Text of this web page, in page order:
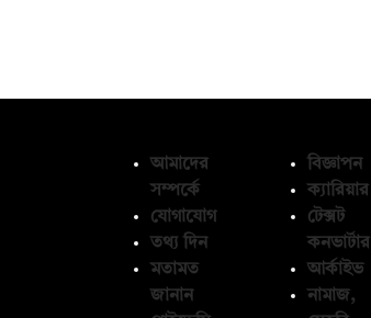
আমাদের
সম্পর্কে
যোগাযোগ
তথ্য দিন
মতামত
জানান
বিজ্ঞাপন
ক্যারিয়ার
টেক্সট
কনভার্টার
আর্কাইভ
নামাজ,